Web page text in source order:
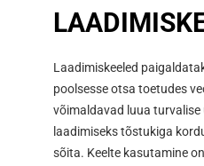
Laadimiskeeled
poolsesse otsa toetudes
võimaldavad luua turvalise
laadimiseks tõstukiga
sõita. Keelte kasutamine